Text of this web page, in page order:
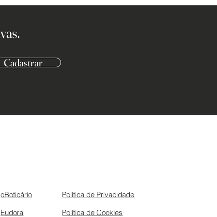
Cadastrar
oBoticário
Eudora
Política de Privacidade
Política de Cookies